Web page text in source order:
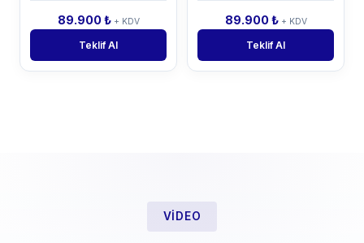
89.900 ₺ + KDV
Teklif Al
89.900 ₺ + KDV
Teklif Al
VIDEO